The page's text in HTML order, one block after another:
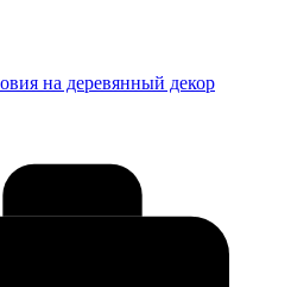
на деревянный декор